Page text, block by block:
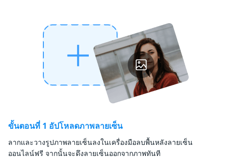
ขั้นตอนที่ 1 อัปโหลดภาพลายเซ็น
ลากและวางรูปภาพลายเซ็นลงในเครื่องมือลบพื้นหลังลายเซ็น
ออนไลน์ฟรี จากนั้นจะดึงลายเซ็นออกจากภาพทันที